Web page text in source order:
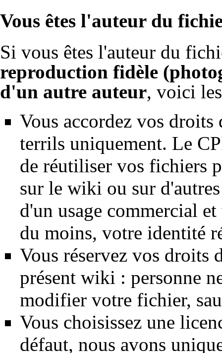
Vous êtes l'auteur du
Si vous êtes l'auteur du
reproduction fidèle
d'un autre auteur, voici
Vous accordez vos
terrils uniquement. Le
de réutiliser vos fichiers
sur le wiki ou sur
d'un usage commercial
du moins, votre identité
Vous réservez vos droits
présent wiki : personne
modifier votre fichier,
Vous choisissez une
défaut, nous avons